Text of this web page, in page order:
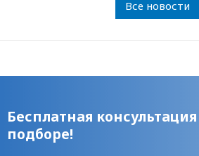
Все новости
Бесплатная
подборе!